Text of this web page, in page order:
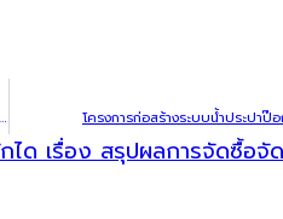
ประกาศผู้ชนะการเสนอราคา จ้างเหมาบริการ (โครงการจัดศูนย์ปฏิบัติการร่วมในการช่วยเหลือ ประชาชน ขององค์กรปกครองส่วนท้องถิ่น (สถานที่กลาง) อำเภอพนมดงรัก จังหวัดสุรินทร์) โดยวิธีเฉพาะเจาะจง โครงการก่อสร้างระบบน้ำประป
ได เรื่อง สรุปผลการจัดซื้อ